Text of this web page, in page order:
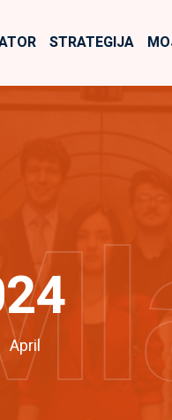
STRATEGIJA
April